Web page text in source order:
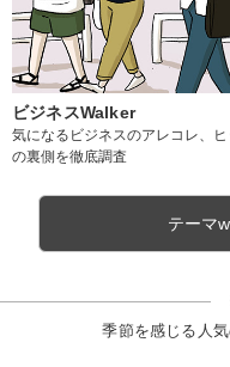
ビジネスWalker
気になるビジネスのアレコレ、ヒ
の裏側を徹底調査
テーマ
季節を感じる人